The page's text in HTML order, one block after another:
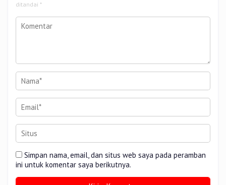
ditandai *
Simpan nama, email, dan situs web saya pada peramban
ini untuk komentar saya berikutnya.